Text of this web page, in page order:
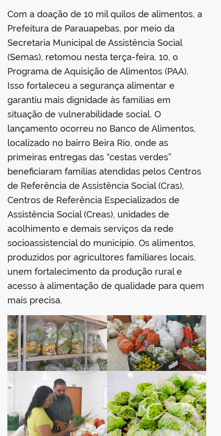
Com a doação de 10 mil quilos de alimentos, a
Prefeitura de Parauapebas, por meio da
Secretaria Municipal de Assistência Social
(Semas), retomou nesta terça-feira, 10, o
Programa de Aquisição de Alimentos (PAA).
Isso fortaleceu a segurança alimentar e
garantiu mais dignidade às famílias em
situação de vulnerabilidade social. O
lançamento ocorreu no Banco de Alimentos,
localizado no bairro Beira Rio, onde as
primeiras entregas das “cestas verdes”
beneficiaram famílias atendidas pelos Centros
de Referência de Assistência Social (Cras),
Centros de Referência Especializados de
Assistência Social (Creas), unidades de
acolhimento e demais serviços da rede
socioassistencial do município. Os alimentos,
produzidos por agricultores familiares locais,
unem fortalecimento da produção rural e
acesso à alimentação de qualidade para quem
mais precisa.